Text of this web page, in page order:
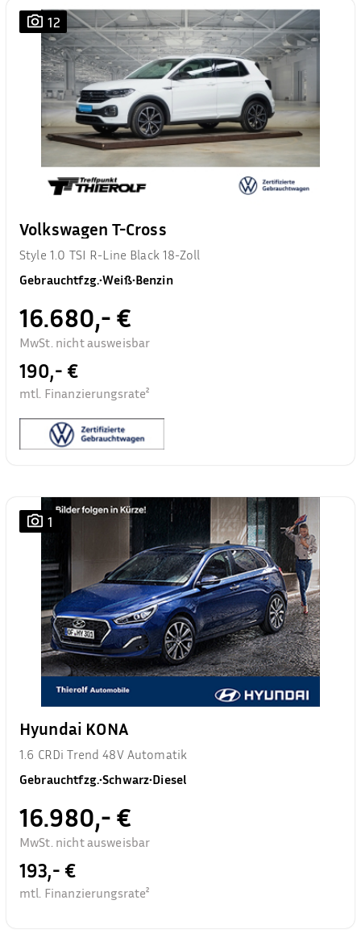
12
Volkswagen T-Cross
Style 1.0 TSI R-Line Black 18-Zoll
Gebrauchtfzg.•Weiß•Benzin
16.680,- €
MwSt. nicht ausweisbar
190,- €
mtl. Finanzierungsrate²
1
Hyundai KONA
1.6 CRDi Trend 48V Automatik
Gebrauchtfzg.•Schwarz•Diesel
16.980,- €
MwSt. nicht ausweisbar
193,- €
mtl. Finanzierungsrate²